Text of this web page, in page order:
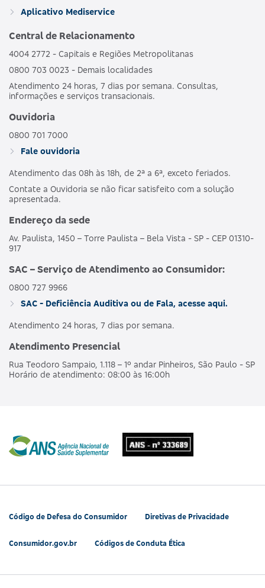
Aplicativo Mediservice
Central de Relacionamento
4004 2772 - Capitais e Regiões Metropolitanas
0800 703 0023 - Demais localidades
Atendimento 24 horas, 7 dias por semana. Consultas,
informações e serviços transacionais.
Ouvidoria
0800 701 7000
Fale ouvidoria
Atendimento das 08h às 18h, de 2ª a 6ª, exceto feriados.
Contate a Ouvidoria se não ficar satisfeito com a solução
apresentada.
Endereço da sede
Av. Paulista, 1450 – Torre Paulista – Bela Vista - SP - CEP 01310-
917
SAC – Serviço de Atendimento ao Consumidor:
0800 727 9966
SAC - Deficiência Auditiva ou de Fala, acesse aqui.
Atendimento 24 horas, 7 dias por semana.
Atendimento Presencial
Rua Teodoro Sampaio, 1.118 – 1º andar Pinheiros, São Paulo - SP
Horário de atendimento: 08:00 às 16:00h
Código de Defesa do Consumidor Diretivas de Privacidade
Consumidor.gov.br Códigos de Conduta Ética